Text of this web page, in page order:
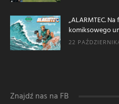
„ALARMTEC.
komiksowego
22
Znajdź nas na FB